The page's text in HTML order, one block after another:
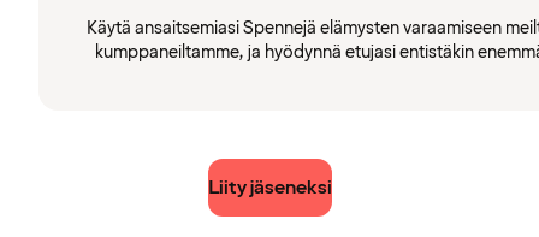
Käytä ansaitsemiasi Spennejä elämysten varaamiseen
kumppaneiltamme, ja hyödynnä etujasi entistäkin
Liity jäseneksi